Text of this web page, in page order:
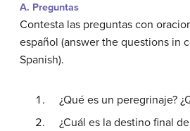
A. Preguntas
Contesta las preguntas con
español (answer the questions in
Spanish).
¿Qué es un peregrinaje?
¿Cuál es la destino final